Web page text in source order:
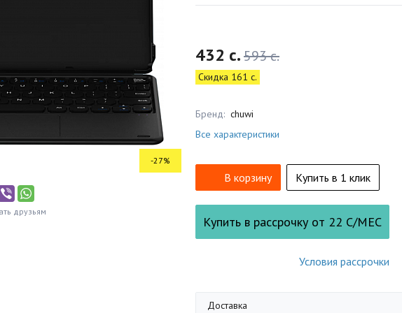
-27%
друзьям
432 c.593 c.
Скидка 161 c.
Бренд: chuwi
Все характеристики
В корзину Купить в 1 клик
Купить в рассрочку от 22 С/МЕС
Условия рассрочки
Доставка